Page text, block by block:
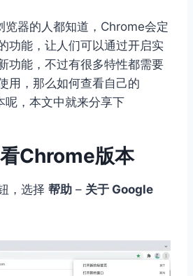
器的人都知道，Chrome会定
功能，让人们可以通过开启实
功能，不过有很多特性都需要
用，那么如何查看自己的
呢，本文中就来分享下
Chrome版本
，选择 帮助 – 关于 Google